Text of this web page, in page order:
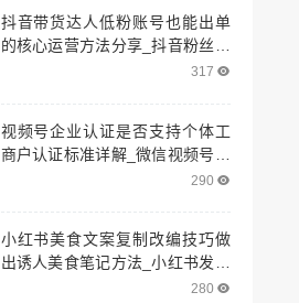
抖音带货达人低粉账号也能出单
的核心运营方法分享_抖音粉丝少
317
视频号企业认证是否支持个体工
商户认证标准详解_微信视频号企
290
小红书美食文案复制改编技巧做
出诱人美食笔记方法_小红书发美
280